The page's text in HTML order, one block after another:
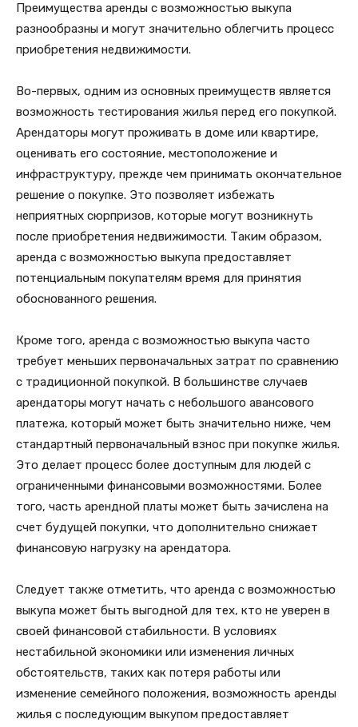
Преимущества аренды с возможностью выкупа
разнообразны и могут значительно облегчить процесс
приобретения недвижимости.
Во-первых, одним из основных преимуществ является
возможность тестирования жилья перед его покупкой.
Арендаторы могут проживать в доме или квартире,
оценивать его состояние, местоположение и
инфраструктуру, прежде чем принимать окончательное
решение о покупке. Это позволяет избежать
неприятных сюрпризов, которые могут возникнуть
после приобретения недвижимости. Таким образом,
аренда с возможностью выкупа предоставляет
потенциальным покупателям время для принятия
обоснованного решения.
Кроме того, аренда с возможностью выкупа часто
требует меньших первоначальных затрат по сравнению
с традиционной покупкой. В большинстве случаев
арендаторы могут начать с небольшого авансового
платежа, который может быть значительно ниже, чем
стандартный первоначальный взнос при покупке жилья.
Это делает процесс более доступным для людей с
ограниченными финансовыми возможностями. Более
того, часть арендной платы может быть зачислена на
счет будущей покупки, что дополнительно снижает
финансовую нагрузку на арендатора.
Следует также отметить, что аренда с возможностью
выкупа может быть выгодной для тех, кто не уверен в
своей финансовой стабильности. В условиях
нестабильной экономики или изменения личных
обстоятельств, таких как потеря работы или
изменение семейного положения, возможность аренды
жилья с последующим выкупом предоставляет